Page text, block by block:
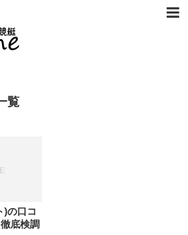
覧
)の口コ
底検調